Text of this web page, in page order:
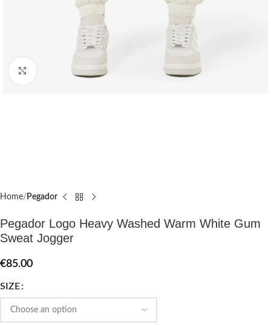
Home Pegador​
Pegador Logo Heavy Washed Warm White Gum
Sweat Jogger
€85.00
SIZE